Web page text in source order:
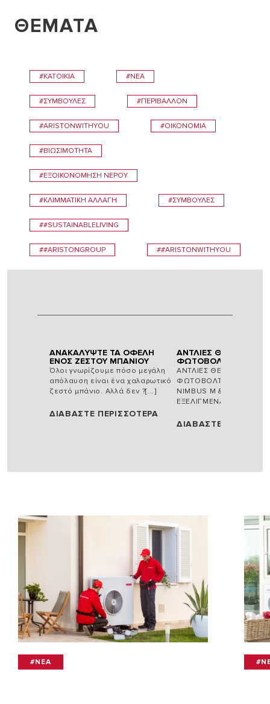
ΘΕΜΑΤΑ
#ΚΑΤΟΙΚΊΑ #ΝΈΑ
#ΣΥΜΒΟΥΛΕΣ #ΠΕΡΙΒΆΛΛΟΝ
#ARISTONWITHYOU #ΟΙΚΟΝΟΜΊΑ
#ΒΙΩΣΙΜΌΤΗΤΑ
#ΕΞΟΙΚΟΝΌΜΗΣΗ ΝΕΡΟΎ
#ΚΛΙΜΜΑΤΙΚΉ ΑΛΛΑΓΉ #ΣΥΜΒΟΥΛEΣ
##SUSTAINABLELIVING
##ARISTONGROUP ##ARISTONWITHYOU
ΑΝΑΚΑΛΥΨΤΕ ΤΑ ΟΦΕΛΗ
ΕΝΟΣ ΖΕΣΤΟΥ ΜΠΑΝΙΟΥ
Όλοι γνωρίζουμε πόσο μεγάλη
απόλαυση είναι ένα χαλαρωτικό
ζεστό μπάνιο. Αλλά δεν ?[...]
ΔΙΑΒΑΣΤΕ ΠΕΡΙΣΣΟΤΕΡΑ
ΑΝΤΛΙΕΣ
ΦΩΤΟΒΟΛΤΑΪΚΑ
ΑΝΤΛΙΕΣ ΘΕΡΜΟΤΗΤΑΣ
ΦΩΤΟΒΟΛΤΑΪΚΑ
NIMBUS M & S NET ΝΕΑ
ΕΞΕΛΙΓΜΕΝΑ
ΔΙΑΒΑΣΤΕ
#NEA